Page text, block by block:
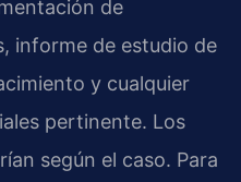
de
informe de estudio de
y cualquier
pertinente. Los
según el caso. Para